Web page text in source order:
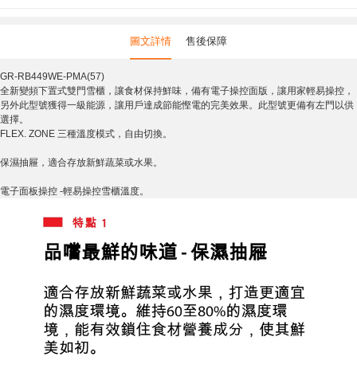
圖文詳情 售後保障
GR-RB449WE-PMA(57)
全新變頻下置式雙門雪櫃，讓食材保持鮮味，備有電子操控面版，讓用家輕易操控，
另外此型號獲得一級能源，讓用戶達成節能慳電的完美效果。此型號更備有左門以供
選擇。
FLEX. ZONE 三種溫度模式，自由切換。
保濕抽屜，適合存放新鮮蔬菜或水果。
電子面板操控 -輕易操控雪櫃溫度。